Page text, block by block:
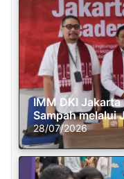
IMM DKI
Sampah melalui
28/07/2026